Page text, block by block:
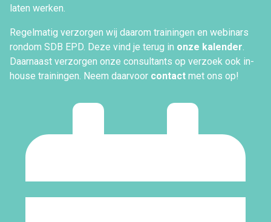
laten werken.
Regelmatig verzorgen wij daarom trainingen en webinars
rondom SDB EPD. Deze vind je terug in onze kalender.
Daarnaast verzorgen onze consultants op verzoek ook in-
house trainingen. Neem daarvoor contact met ons op!